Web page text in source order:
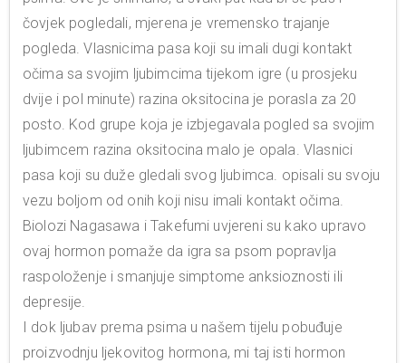
čovjek pogledali, mjerena je vremensko trajanje
pogleda. Vlasnicima pasa koji su imali dugi kontakt
očima sa svojim ljubimcima tijekom igre (u prosjeku
dvije i pol minute) razina oksitocina je porasla za 20
posto. Kod grupe koja je izbjegavala pogled sa svojim
ljubimcem razina oksitocina malo je opala. Vlasnici
pasa koji su duže gledali svog ljubimca. opisali su svoju
vezu boljom od onih koji nisu imali kontakt očima.
Biolozi Nagasawa i Takefumi uvjereni su kako upravo
ovaj hormon pomaže da igra sa psom popravlja
raspoloženje i smanjuje simptome anksioznosti ili
depresije.
I dok ljubav prema psima u našem tijelu pobuđuje
proizvodnju ljekovitog hormona, mi taj isti hormon